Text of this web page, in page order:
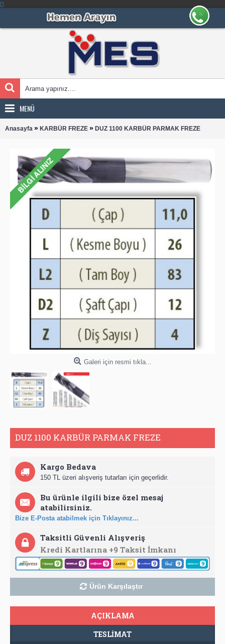
MENÜ
Anasayfa » KARBÜR FREZE » DUZ 1100 KARBÜR PARMAK FREZE
Galeri için resmi tıkla...
DUZ 1100 KARBÜR PARMAK FREZE
Kargo Bedava
150 TL üzeri alışveriş tutarları için geçerlidir.
Bu ürünle ilgili bize özel mesaj
atabilirsiniz.
Bize E-Posta atabilmek için Tıklayınız...
Taksitli Güvenli Alışveriş
Kredi Kartlarına +9 Taksit İmkanı
Ürün Karşılaştır
AÇIKLAMA
TESLIMAT